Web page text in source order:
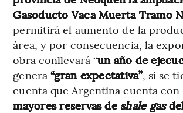
Gasoducto Vaca Muerta Tramo
permitirá el aumento de la
área, y por consecuencia, la
obra conllevará “un año de
genera “gran expectativa”, si se
cuenta que Argentina cuenta con
mayores reservas de shale gas